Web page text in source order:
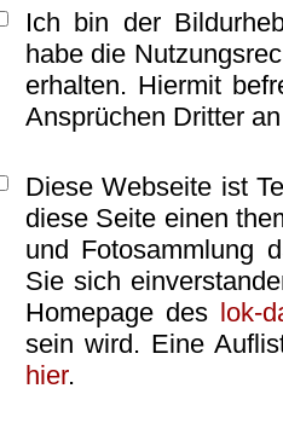
Ich bin der
habe die
erhalten. Hiermit
Ansprüchen Dritter
Diese Webseite ist
diese Seite einen
und Fotosammlung
Sie sich
Homepage des lok-
sein wird. Eine
hier.